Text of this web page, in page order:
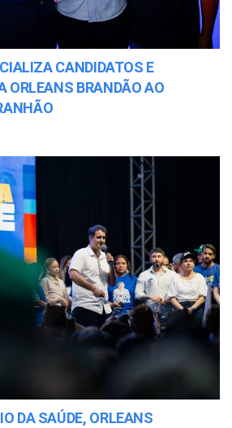
CANDIDATOS E
ORLEANS BRANDÃO AO
DA SAÚDE, ORLEANS